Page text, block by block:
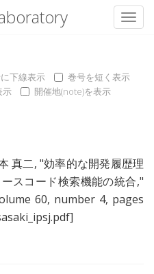
下線表示
巻号を短く表示
示
開催地(note)を表示
真二, "効率的な開発履歴理
スコード検索機能の統合,"
60, number 4, pages